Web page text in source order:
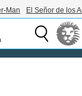
Man El Señor de los